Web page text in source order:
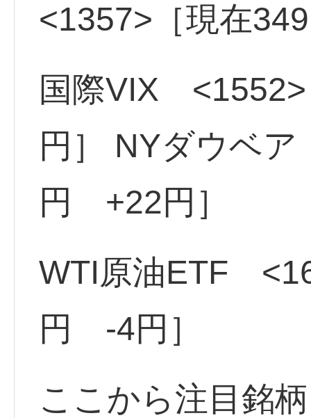
<1357>［現在
国際VIX
円］ NYダウベ
円 +22円］
WTI原油ETF
円 -4円］
ここから注目銘柄